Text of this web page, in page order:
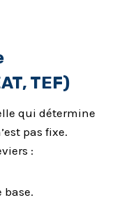
TEF)
qui détermine
pas fixe.
:
base.